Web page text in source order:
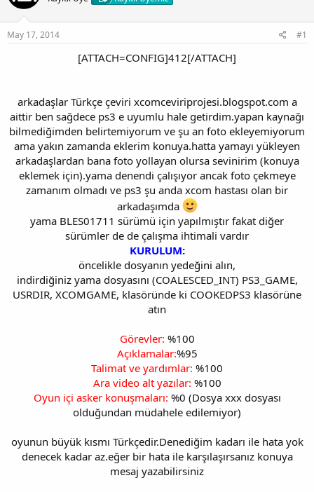
May 17, 2014 #1
[ATTACH=CONFIG]412[/ATTACH]
arkadaşlar Türkçe çeviri xcomceviriprojesi.blogspot.com a
aittir ben sağdece ps3 e uyumlu hale getirdim.yapan kaynağı
bilmediğimden belirtemiyorum ve şu an foto ekleyemiyorum
ama yakın zamanda eklerim konuya.hatta yamayı yükleyen
arkadaşlardan bana foto yollayan olursa sevinirim (konuya
eklemek için).yama denendi çalışıyor ancak foto çekmeye
zamanım olmadı ve ps3 şu anda xcom hastası olan bir
arkadaşımda
yama BLES01711 sürümü için yapılmıştır fakat diğer
sürümler de de çalışma ihtimali vardır
KURULUM:
öncelikle dosyanın yedeğini alın,
indirdiğiniz yama dosyasını (COALESCED_INT) PS3_GAME,
USRDIR, XCOMGAME, klasöründe ki COOKEDPS3 klasörüne
atın
Görevler: %100
Açıklamalar:%95
Talimat ve yardımlar: %100
Ara video alt yazılar: %100
Oyun içi asker konuşmaları: %0 (Dosya xxx dosyası
olduğundan müdahele edilemiyor)
oyunun büyük kısmı Türkçedir.Denediğim kadarı ile hata yok
denecek kadar az.eğer bir hata ile karşılaşırsanız konuya
mesaj yazabilirsiniz